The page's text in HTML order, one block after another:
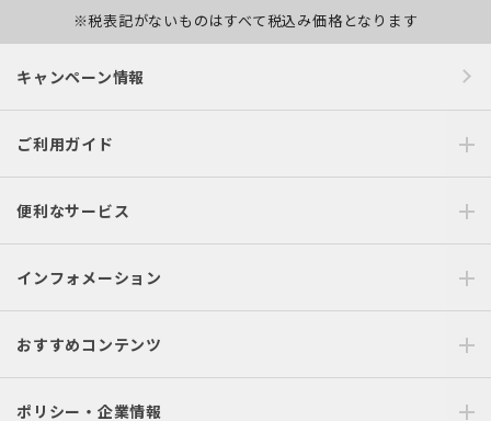
※税表記がないものはすべて税込み価格となります
キャンペーン情報
ご利用ガイド
便利なサービス
インフォメーション
おすすめコンテンツ
ポリシー・企業情報